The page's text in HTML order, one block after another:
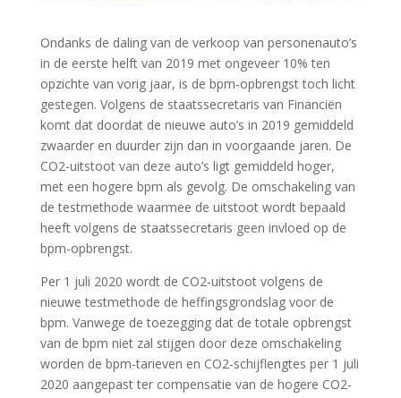
Ondanks de daling van de verkoop van personenauto’s
in de eerste helft van 2019 met ongeveer 10% ten
opzichte van vorig jaar, is de bpm-opbrengst toch licht
gestegen. Volgens de staatssecretaris van Financiën
komt dat doordat de nieuwe auto’s in 2019 gemiddeld
zwaarder en duurder zijn dan in voorgaande jaren. De
CO2-uitstoot van deze auto’s ligt gemiddeld hoger,
met een hogere bpm als gevolg. De omschakeling van
de testmethode waarmee de uitstoot wordt bepaald
heeft volgens de staatssecretaris geen invloed op de
bpm-opbrengst.
Per 1 juli 2020 wordt de CO2-uitstoot volgens de
nieuwe testmethode de heffingsgrondslag voor de
bpm. Vanwege de toezegging dat de totale opbrengst
van de bpm niet zal stijgen door deze omschakeling
worden de bpm-tarieven en CO2-schijflengtes per 1 juli
2020 aangepast ter compensatie van de hogere CO2-